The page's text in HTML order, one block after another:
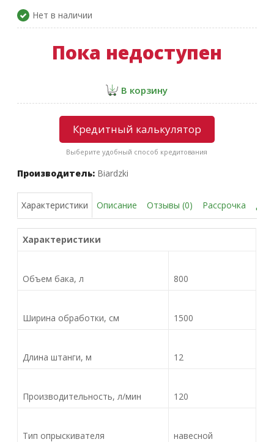
Нет в наличии
Пока недоступен
В корзину
Кредитный калькулятор
Выберите удобный способ кредитования
Производитель: Biardzki
Характеристики Описание Отзывы (0) Рассрочка
Характеристики
Объем бака, л 800
Ширина обработки, см 1500
Длина штанги, м 12
Производительность, л/мин 120
Тип опрыскивателя навесной